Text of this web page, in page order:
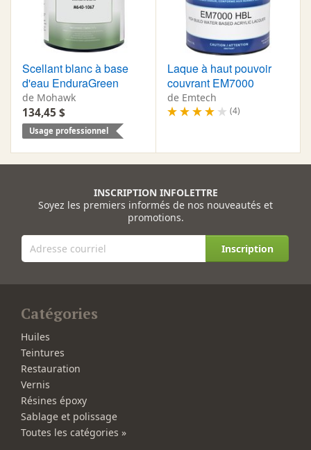
Scellant blanc à base
d'eau EnduraGreen
de Mohawk
134,45 $
Usage professionnel
Laque à haut pouvoir
couvrant EM7000
de Emtech
(4)
INSCRIPTION INFOLETTRE
Soyez les premiers informés de nos nouveautés et
promotions.
Inscription
Catégories
Huiles
Teintures
Restauration
Vernis
Résines époxy
Sablage et polissage
Toutes les catégories »